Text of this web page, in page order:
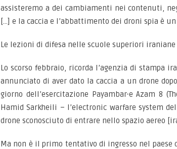
assisteremo a dei cambiamenti nei contenuti,
[…] e la caccia e l’abbattimento dei droni spia è
Le lezioni di difesa nelle scuole superiori
Lo scorso febbraio, ricorda l’agenzia di stampa
annunciato di aver dato la caccia a un drone
giorno dell’esercitazione Payambar-e Azam 8
Hamid Sarkheili – l’electronic warfare system
drone sconosciuto di entrare nello spazio aereo
Ma non è il primo tentativo di ingresso nel paese